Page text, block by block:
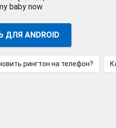
baby now
ДЛЯ ANDROID
рингтон на телефон?